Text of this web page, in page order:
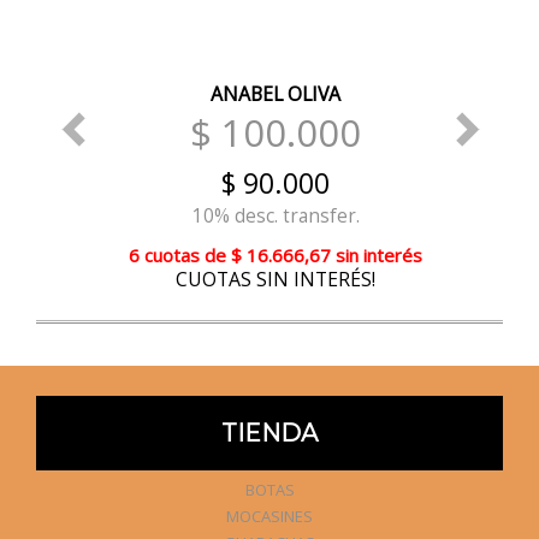
ANABEL OLIVA
$ 100.000
$ 90.000
10% desc. transfer.
6 cuotas de $ 16.666,67 sin interés
CUOTAS SIN INTERÉS!
TIENDA
BOTAS
MOCASINES